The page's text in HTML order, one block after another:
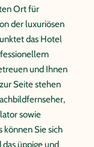
Ort für
der luxuriösen
das Hotel
und Ihnen
Seite stehen
sowie
können Sie sich
üppige und